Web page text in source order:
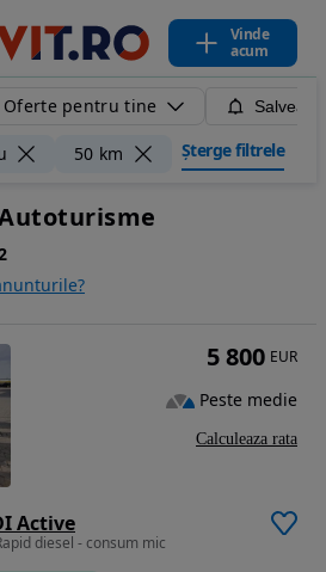
Vinde
acum
Oferte pentru tine
50 km Șterge filtrele
Active
diesel - consum mic
5 800 EUR
Peste medie
Calculeaza rata